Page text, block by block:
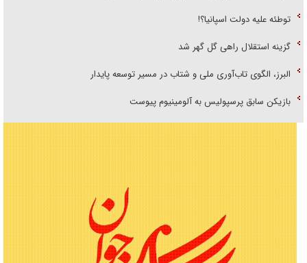
توطئه علیه دولت اسپانیا؟!
گزینه استقلال راهی گل گهر شد
البرز، الگوی تاب‌آوری ملی و شتاب در مسیر توسعه پایدار
بازیکن سابق پرسپولیس به آلومینیوم پیوست